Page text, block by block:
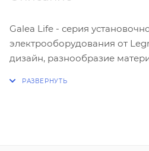
Galea Life - серия
электрооборудования от
дизайн, разнообразие